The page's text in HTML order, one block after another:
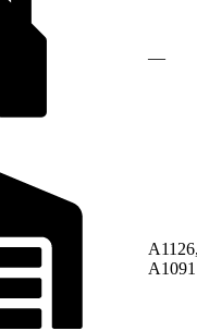
—
A1091